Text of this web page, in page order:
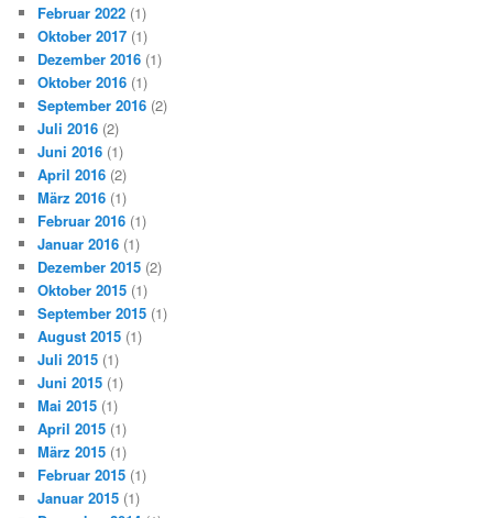
Februar 2022 (1)
Oktober 2017 (1)
Dezember 2016 (1)
Oktober 2016 (1)
September 2016 (2)
Juli 2016 (2)
Juni 2016 (1)
April 2016 (2)
März 2016 (1)
Februar 2016 (1)
Januar 2016 (1)
Dezember 2015 (2)
Oktober 2015 (1)
September 2015 (1)
August 2015 (1)
Juli 2015 (1)
Juni 2015 (1)
Mai 2015 (1)
April 2015 (1)
März 2015 (1)
Februar 2015 (1)
Januar 2015 (1)